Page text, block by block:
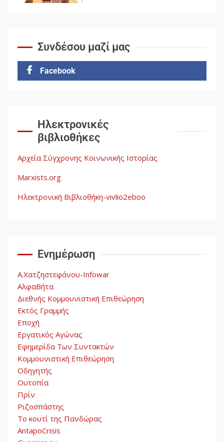
Συνδέσου μαζί μας
Facebook
Ηλεκτρονικές
βιβλιοθήκες
Αρχεία Σύγχρονης Κοινωνικής Ιστορίας
Marxists.org
Ηλεκτρονική Βιβλιοθήκη-vivlio2eboo
Ενημέρωση
Α.Χατζηστεφάνου-Infowar
ΑλφαΒήτα
Διεθνής Κομμουνιστική Επιθεώρηση
Εκτός Γραμμής
Εποχή
Εργατικός Αγώνας
Εφημερίδα Των Συντακτών
Κομμουνιστική Επιθεώρηση
Οδηγητής
Ουτοπία
Πρίν
Ριζοσπάστης
Το κουτί της Πανδώρας
AntapoCrisis